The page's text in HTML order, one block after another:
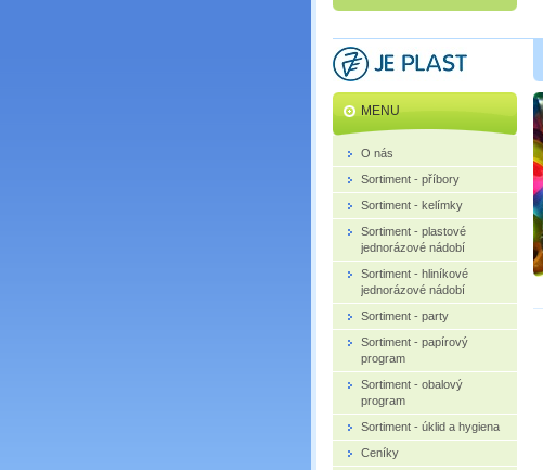
MENU
O nás
Sortiment - příbory
Sortiment - kelímky
Sortiment - plastové
jednorázové nádobí
Sortiment - hliníkové
jednorázové nádobí
Sortiment - party
Sortiment - papírový
program
Sortiment - obalový
program
Sortiment - úklid a hygiena
Ceníky